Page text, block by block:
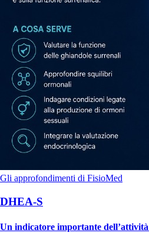
Gli approfondimenti di FisioMed
DHEA-S
Un indicatore importante